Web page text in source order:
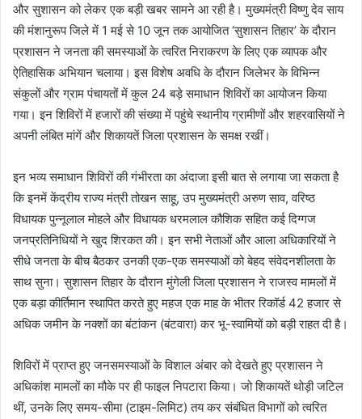
और सुशासन को लेकर एक बड़ी खबर सामने आ रही है। मुख्यमंत्री विष्णु देव साय
की मंशानुरूप जिले में 1 मई से 10 जून तक आयोजित ‘सुशासन तिहार’ के दौरान
प्रशासन ने जनता की समस्याओं के त्वरित निराकरण के लिए एक व्यापक और
ऐतिहासिक अभियान चलाया। इस विशेष अवधि के दौरान जिलेभर के विभिन्न
संकुलों और ग्राम पंचायतों में कुल 24 बड़े समाधान शिविरों का आयोजन किया
गया। इन शिविरों में हजारों की संख्या में पहुंचे स्थानीय ग्रामीणों और शहरवासियों ने
अपनी लंबित मांगें और शिकायतें जिला प्रशासन के समक्ष रखीं।
इन भव्य समाधान शिविरों की गंभीरता का अंदाजा इसी बात से लगाया जा सकता है
कि इनमें केंद्रीय राज्य मंत्री तोखन साहू, उप मुख्यमंत्री अरुण साव, वरिष्ठ
विधायक पुन्नूलाल मोहले और विधायक धरमलाल कौशिक सहित कई दिग्गज
जनप्रतिनिधियों ने खुद शिरकत की। इन सभी नेताओं और आला अधिकारियों ने
सीधे जनता के बीच बैठकर उनकी एक-एक समस्याओं को बेहद संवेदनशीलता के
साथ सुना। सुशासन तिहार के दौरान मुंगेली जिला प्रशासन ने राजस्व मामलों में
एक बड़ा कीर्तिमान स्थापित करते हुए महज एक माह के भीतर रिकॉर्ड 42 हजार से
अधिक जमीन के नक्शों का बंटांकन (बंटवारा) कर भू-स्वामियों को बड़ी राहत दी है।
शिविरों में प्राप्त हुए जनसमस्याओं के विशाल अंबार को देखते हुए प्रशासन ने
अधिकांश मामलों का मौके पर ही फाइल निपटारा किया। जो शिकायतें थोड़ी जटिल
थीं, उनके लिए समय-सीमा (टाइम-लिमिट) तय कर संबंधित विभागों को त्वरित